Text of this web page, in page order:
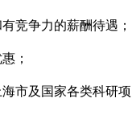
竞争力的薪酬待遇 ；
；
市及国家各类科研项